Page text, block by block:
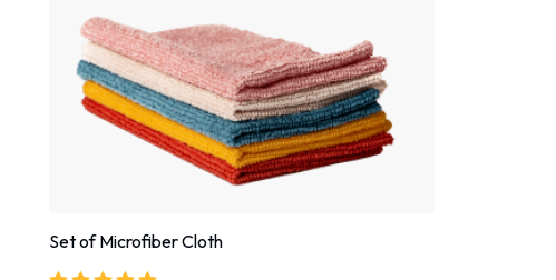
Set of Microfiber Cloth